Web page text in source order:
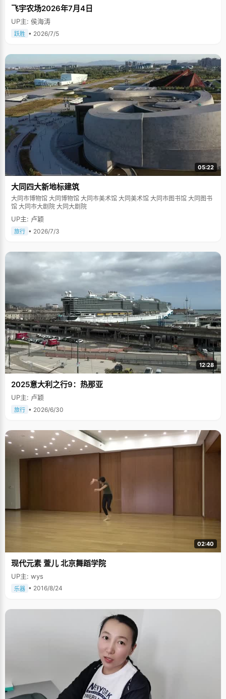
飞宇农场2026年7月4日
UP主: 侯海涛
跃胜 • 2026/7/5
05:22
大同四大新地标建筑
大同市博物馆 大同博物馆 大同市美术馆 大同美术馆 大同市图书馆 大同图书
馆 大同市大剧院 大同大剧院
UP主: 卢颖
旅行 • 2026/7/3
12:28
2025意大利之行9：热那亚
UP主: 卢颖
旅行 • 2026/6/30
02:40
现代元素 萱儿 北京舞蹈学院
UP主: wys
乐器 • 2016/8/24